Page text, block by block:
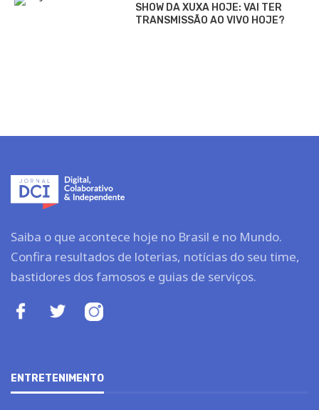
SHOW DA XUXA HOJE: VAI TER
TRANSMISSÃO AO VIVO HOJE?
Saiba o que acontece hoje no Brasil e no Mundo.
Confira resultados de loterias, notícias do seu time,
bastidores dos famosos e guias de serviços.
ENTRETENIMENTO